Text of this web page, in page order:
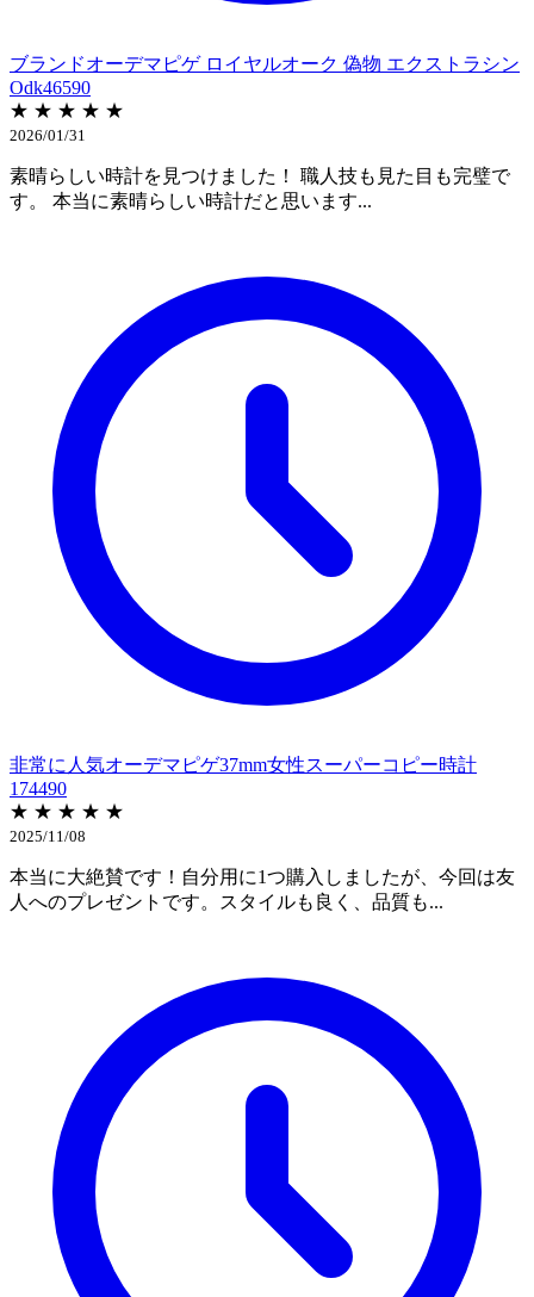
ブランドオーデマピゲ ロイヤルオーク 偽物 エクストラシン
Odk46590
★ ★ ★ ★ ★
2026/01/31
素晴らしい時計を見つけました！ 職人技も見た目も完璧で
す。 本当に素晴らしい時計だと思います...
非常に人気オーデマピゲ37mm女性スーパーコピー時計
174490
★ ★ ★ ★ ★
2025/11/08
本当に大絶賛です！自分用に1つ購入しましたが、今回は友
人へのプレゼントです。スタイルも良く、品質も...